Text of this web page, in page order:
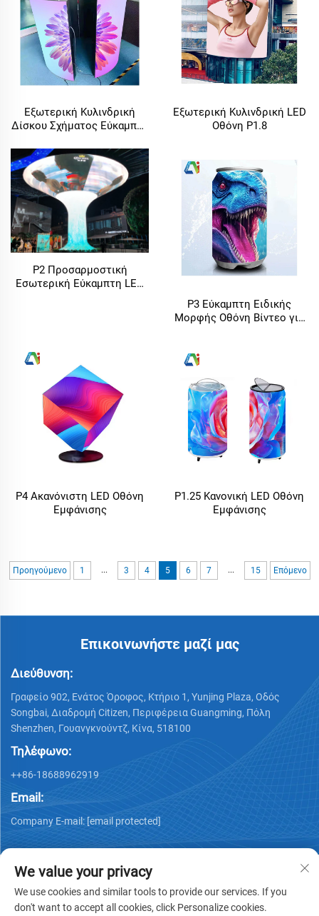
Εξωτερική Κυλινδρική
Δίσκου Σχήματος Εύκαμπτη
Ηλεκτρονική Διαφήμιση
Εξωτερική Κυλινδρική LED
Οθόνη P1.8
P2 Προσαρμοστική
Εσωτερική Εύκαμπτη LED
P3 Εύκαμπτη Ειδικής
Μορφής Οθόνη Βίντεο για
Διαφημιστικός Τοίχος
Προκατασκευασμένη LED
Οθόνη
P4 Ακανόνιστη LED Οθόνη
Εμφάνισης
P1.25 Κανονική LED Οθόνη
Εμφάνισης
Προηγούμενο 1 ... 3 4 5 6 7 ... 15 Επόμενο
Επικοινωνήστε μαζί μας
Διεύθυνση:
Γραφείο 902, Ενάτος Όροφος, Κτήριο 1, Yunjing Plaza, Οδός
Songbai, Διαδρομή Citizen, Περιφέρεια Guangming, Πόλη
Shenzhen, Γουανγκνούντζ, Κίνα, 518100
Τηλέφωνο:
++86-18688962919
Email:
Company E-mail: [email protected]
We value your privacy
We use cookies and similar tools to provide our services. If you
don't want to accept all cookies, click Personalize cookies.